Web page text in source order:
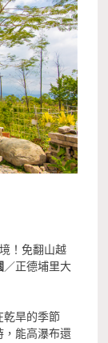
！免翻山越
／正德埔里大
乾旱的季節
，能高瀑布還